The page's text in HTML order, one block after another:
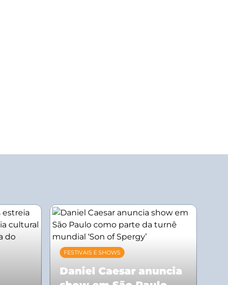
FESTIVAIS E SHOWS
Daniel Caesar anuncia